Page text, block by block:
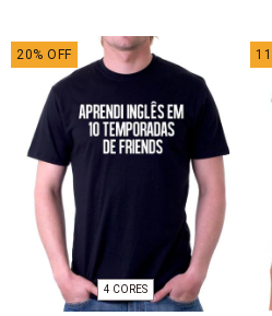
20% OFF
4 CORES
11